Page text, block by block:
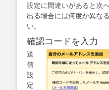
設定に間違いがあると次
出る場合には何度か異な
い。
確認コードを入力
送
信
設
定